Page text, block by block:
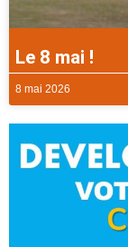
Le 8 mai !
8 mai 2026